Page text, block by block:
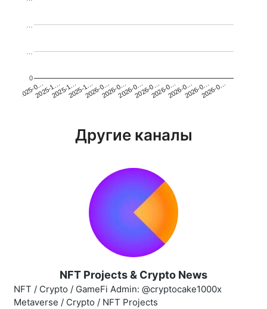
2025-0…2025-1…2025-1…2025-1…2026-0…2026-0…2026-0…2026-0…2026-0…2026-0…2026-0…2026-0…
0
Другие каналы
NFT Projects & Crypto News
NFT / Crypto / GameFi Admin: @cryptocake1000x
Metaverse / Crypto / NFT Projects